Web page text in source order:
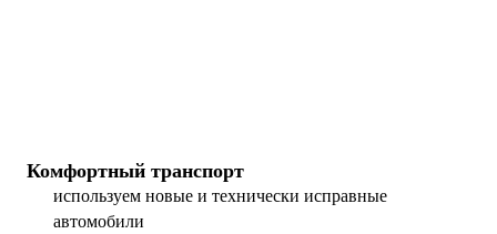
Комфортный транспорт
используем новые и технически исправные
автомобили